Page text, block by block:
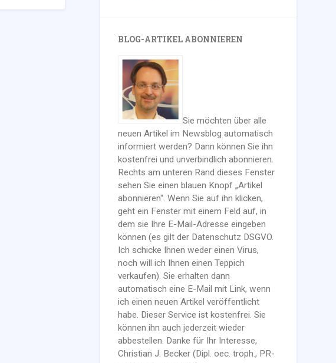
BLOG-ARTIKEL ABONNIEREN
Sie möchten über alle
neuen Artikel im Newsblog automatisch
informiert werden? Dann können Sie ihn
kostenfrei und unverbindlich abonnieren.
Rechts am unteren Rand dieses Fenster
sehen Sie einen blauen Knopf „Artikel
abonnieren“. Wenn Sie auf ihn klicken,
geht ein Fenster mit einem Feld auf, in
dem sie Ihre E-Mail-Adresse eingeben
können (es gilt der Datenschutz DSGVO.
Ich schicke Ihnen weder einen Virus,
noch will ich Ihnen einen Teppich
verkaufen). Sie erhalten dann
automatisch eine E-Mail mit Link, wenn
ich einen neuen Artikel veröffentlicht
habe. Dieser Service ist kostenfrei. Sie
können ihn auch jederzeit wieder
abbestellen. Danke für Ihr Interesse,
Christian J. Becker (Dipl. oec. troph., PR-